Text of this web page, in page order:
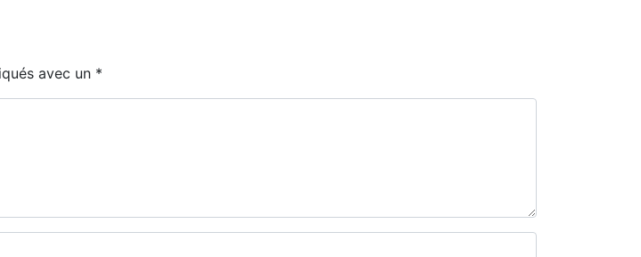
avec un *